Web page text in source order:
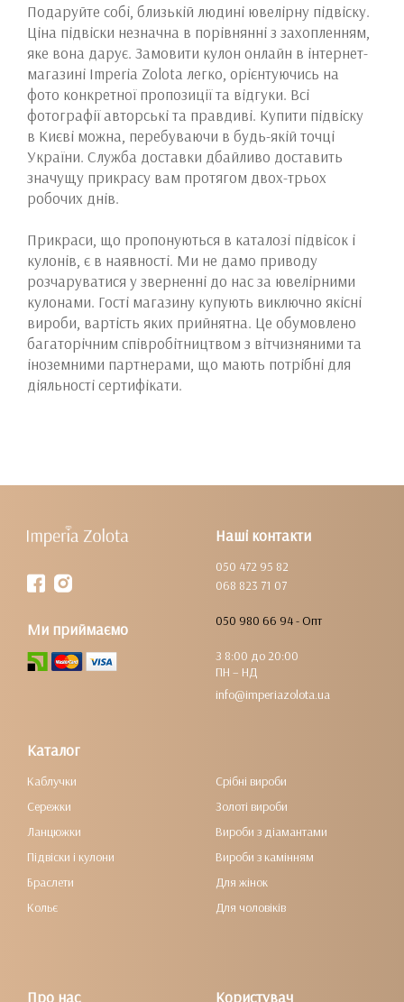
Подаруйте собі, близькій людині ювелірну підвіску.
Ціна підвіски незначна в порівнянні з захопленням,
яке вона дарує. Замовити кулон онлайн в інтернет-
магазині Imperia Zolota легко, орієнтуючись на
фото конкретної пропозиції та відгуки. Всі
фотографії авторські та правдиві. Купити підвіску
в Києві можна, перебуваючи в будь-якій точці
України. Служба доставки дбайливо доставить
значущу прикрасу вам протягом двох-трьох
робочих днів.
Прикраси, що пропонуються в каталозі підвісок і
кулонів, є в наявності. Ми не дамо приводу
розчаруватися у зверненні до нас за ювелірними
кулонами. Гості магазину купують виключно якісні
вироби, вартість яких прийнятна. Це обумовлено
багаторічним співробітництвом з вітчизняними та
іноземними партнерами, що мають потрібні для
діяльності сертифікати.
Наші контакти
050 472 95 82
068 823 71 07
050 980 66 94 - Опт
З 8:00 до 20:00
ПН – НД
info@imperiazolota.ua
Ми приймаємо
Каталог
Каблучки
Сережки
Ланцюжки
Підвіски і кулони
Браслети
Кольє
Срібні вироби
Золоті вироби
Вироби з діамантами
Вироби з камінням
Для жінок
Для чоловіків
Про нас Користувач